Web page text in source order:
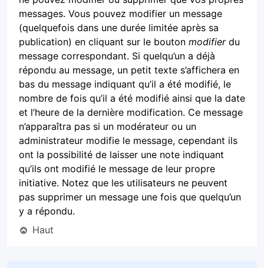
messages. Vous pouvez modifier un message
(quelquefois dans une durée limitée après sa
publication) en cliquant sur le bouton modifierdu
message correspondant. Si quelqu’un a déjà
répondu au message, un petit texte s’affichera en
bas du message indiquant qu’il a été modifié, le
nombre de fois qu’il a été modifié ainsi que la date
et l’heure de la dernière modification. Ce message
n’apparaîtra pas si un modérateur ou un
administrateur modifie le message, cependant ils
ont la possibilité de laisser une note indiquant
qu’ils ont modifié le message de leur propre
initiative. Notez que les utilisateurs ne peuvent
pas supprimer un message une fois que quelqu’un
y a répondu.
Haut